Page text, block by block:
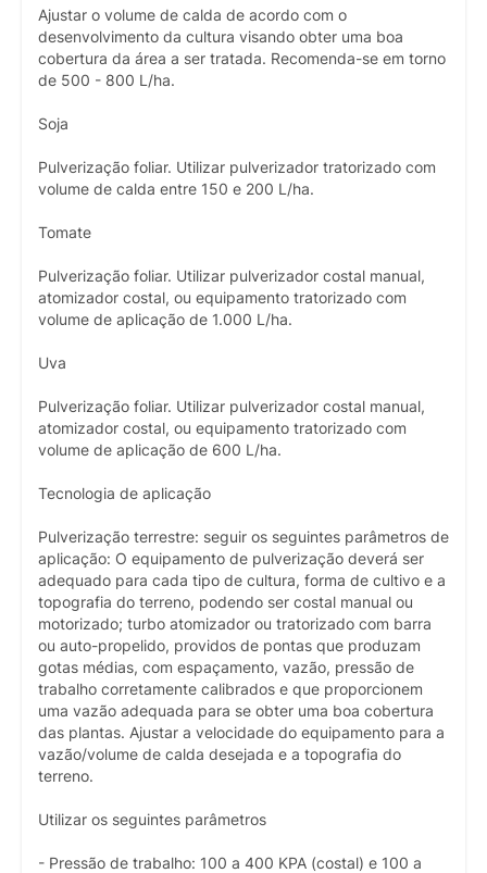
Ajustar o volume de calda de acordo com o
desenvolvimento da cultura visando obter uma boa
cobertura da área a ser tratada. Recomenda-se em torno
de 500 - 800 L/ha.
Soja
Pulverização foliar. Utilizar pulverizador tratorizado com
volume de calda entre 150 e 200 L/ha.
Tomate
Pulverização foliar. Utilizar pulverizador costal manual,
atomizador costal, ou equipamento tratorizado com
volume de aplicação de 1.000 L/ha.
Uva
Pulverização foliar. Utilizar pulverizador costal manual,
atomizador costal, ou equipamento tratorizado com
volume de aplicação de 600 L/ha.
Tecnologia de aplicação
Pulverização terrestre: seguir os seguintes parâmetros de
aplicação: O equipamento de pulverização deverá ser
adequado para cada tipo de cultura, forma de cultivo e a
topografia do terreno, podendo ser costal manual ou
motorizado; turbo atomizador ou tratorizado com barra
ou auto-propelido, providos de pontas que produzam
gotas médias, com espaçamento, vazão, pressão de
trabalho corretamente calibrados e que proporcionem
uma vazão adequada para se obter uma boa cobertura
das plantas. Ajustar a velocidade do equipamento para a
vazão/volume de calda desejada e a topografia do
terreno.
Utilizar os seguintes parâmetros
- Pressão de trabalho: 100 a 400 KPA (costal) e 100 a